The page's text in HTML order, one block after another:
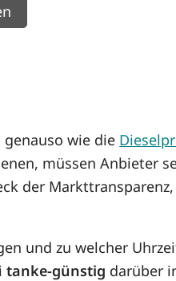
wie die
müssen Anbieter
der
und zu welcher
tanke-günstig darüber